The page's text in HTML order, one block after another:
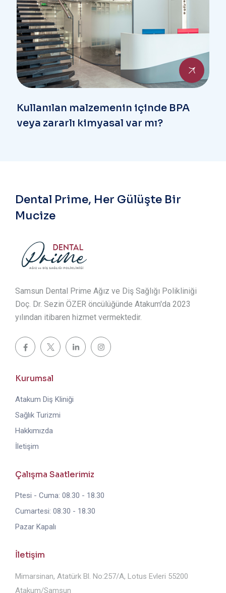
Kullanılan malzemenin içinde BPA
veya zararlı kimyasal var mı?
Dental Prime, Her Gülüşte Bir
Mucize
Samsun Dental Prime Ağız ve Diş Sağlığı Polikliniği
Doç. Dr. Sezin ÖZER öncülüğünde Atakum'da 2023
yılından itibaren hizmet vermektedir.
Kurumsal
Atakum Diş Kliniği
Sağlık Turizmi
Hakkımızda
İletişim
Çalışma Saatlerimiz
Ptesi - Cuma: 08.30 - 18.30
Cumartesi: 08.30 - 18.30
Pazar Kapalı
İletişim
Mimarsinan, Atatürk Bl. No:257/A, Lotus Evleri 55200
Atakum/Samsun